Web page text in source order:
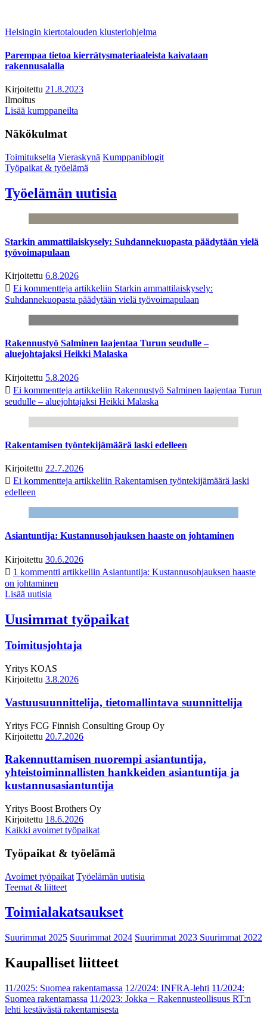
Helsingin kiertotalouden klusteriohjelma
Parempaa tietoa kierrätysmateriaaleista kaivataan
rakennusalalla
Kirjoitettu 21.8.2023
Ilmoitus
Lisää kumppaneilta
Näkökulmat
Toimitukselta Vieraskynä Kumppaniblogit
Työpaikat & työelämä
Työelämän uutisia
Starkin ammattilaiskysely: Suhdannekuopasta päädytään vielä
työvoimapulaan
Kirjoitettu 6.8.2026
Ei kommentteja artikkeliin Starkin ammattilaiskysely:
Suhdannekuopasta päädytään vielä työvoimapulaan
Rakennustyö Salminen laajentaa Turun seudulle –
aluejohtajaksi Heikki Malaska
Kirjoitettu 5.8.2026
Ei kommentteja artikkeliin Rakennustyö Salminen laajentaa Turun
seudulle – aluejohtajaksi Heikki Malaska
Rakentamisen työntekijämäärä laski edelleen
Kirjoitettu 22.7.2026
Ei kommentteja artikkeliin Rakentamisen työntekijämäärä laski
edelleen
Asiantuntija: Kustannusohjauksen haaste on johtaminen
Kirjoitettu 30.6.2026
1 kommentti artikkeliin Asiantuntija: Kustannusohjauksen haaste
on johtaminen
Lisää uutisia
Uusimmat työpaikat
Toimitusjohtaja
Yritys KOAS
Kirjoitettu 3.8.2026
Vastuusuunnittelija, tietomallintava suunnittelija
Yritys FCG Finnish Consulting Group Oy
Kirjoitettu 20.7.2026
Rakennuttamisen nuorempi asiantuntija,
yhteistoiminnallisten hankkeiden asiantuntija ja
kustannusasiantuntija
Yritys Boost Brothers Oy
Kirjoitettu 18.6.2026
Kaikki avoimet työpaikat
Työpaikat & työelämä
Avoimet työpaikat Työelämän uutisia
Teemat & liitteet
Toimialakatsaukset
Suurimmat 2025 Suurimmat 2024 Suurimmat 2023 Suurimmat 2022
Kaupalliset liitteet
11/2025: Suomea rakentamassa 12/2024: INFRA-lehti 11/2024:
Suomea rakentamassa 11/2023: Jokka − Rakennusteollisuus RT:n
lehti kestävästä rakentamisesta